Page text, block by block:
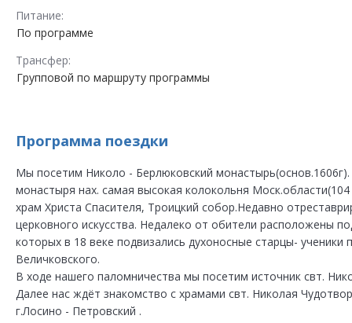
Питание:
По программе
Трансфер:
Групповой по маршруту программы
Программа поездки
Мы посетим Николо - Берлюковский
монастыря нах. самая высокая колокольня
храм Христа Спасителя, Троицкий собор.Недавно
церковного искусства. Недалеко от обители расположены
которых в 18 веке подвизались духоносные старцы- ученики
Величковского.
В ходе нашего паломничества мы посетим источник свт.
Далее нас ждёт знакомство с храмами свт. Николая
г.Лосино - Петровский .